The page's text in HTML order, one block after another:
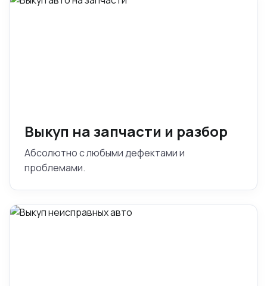
Выкуп на запчасти и разбор
Абсолютно с любыми дефектами и
проблемами.